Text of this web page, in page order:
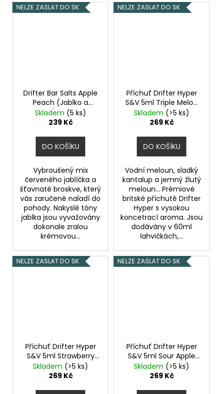
NELZE ZASLAT DO SK
Drifter Bar Salts Apple
Peach (Jablko a
broskev) 10ml 20mg
Skladem (5 ks)
239 Kč
DO KOŠÍKU
Vybroušený mix
červeného jablíčka a
šťavnaté broskve, který
vás zaručeně naladí do
pohody. Nakyslé tóny
jablka jsou vyvažovány
dokonale zralou
krémovou...
NELZE ZASLAT DO SK
Příchuť Drifter Hyper
S&V 5ml Triple Melon
Ice
Skladem (>5 ks)
269 Kč
DO KOŠÍKU
Vodní meloun, sladký
kantalup a jemný žlutý
meloun... Prémiové
britské příchutě Drifter
Hyper s vysokou
koncetrací aroma. Jsou
dodávány v 60ml
lahvičkách,...
NELZE ZASLAT DO SK
Příchuť Drifter Hyper
S&V 5ml Strawberry
Banana Ice
Skladem (>5 ks)
269 Kč
NELZE ZASLAT DO SK
Příchuť Drifter Hyper
S&V 5ml Sour Apple
Ice
Skladem (>5 ks)
269 Kč